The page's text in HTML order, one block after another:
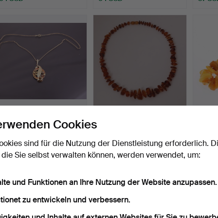
HALSKETTE mit
Gold 18 Karat,
95 USD 37 USD 37 USD
Cookies
sind für die Nutzung der Dienstleistung erforderlich.
Sie selbst verwalten können, werden verwendet, um:
und Funktionen an Ihre Nutzung der Website anzupassen.
zu entwickeln und verbessern.